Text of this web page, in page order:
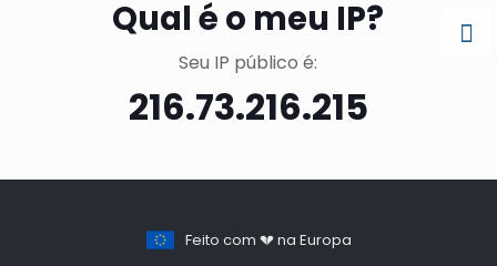
Qual é o meu IP?
Seu IP público é:
216.73.216.215
Feito com 💔 na Europa